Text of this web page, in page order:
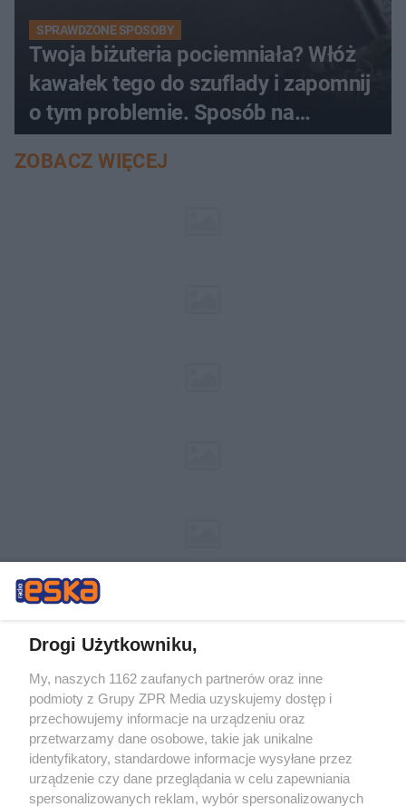
SPRAWDZONE SPOSOBY
Twoja biżuteria pociemniała? Włóż
kawałek tego do szuflady i zapomnij
o tym problemie. Sposób na
pociemniałą biżuterię
ZOBACZ WIĘCEJ
Żaden utwór zamieszczony w serwisie nie może być powielany i
rozpowszechniany lub dalej rozpowszechniany w jakikolwiek sposób (w
tym także elektroniczny lub mechaniczny) na jakimkolwiek polu
eksploatacji w jakiejkolwiek formie, włącznie z umieszczaniem w
Internecie bez pisemnej zgody właściciela praw. Jakiekolwiek użycie lub
wykorzystanie utworów w całości lub w części z naruszeniem prawa,
tzn. bez właściwej zgody, jest zabronione pod groźbą kary i może być
ścigane prawnie.
Drogi Użytkowniku,
My, naszych 1162 zaufanych partnerów oraz inne
podmioty z Grupy ZPR Media uzyskujemy dostęp i
przechowujemy informacje na urządzeniu oraz
przetwarzamy dane osobowe, takie jak unikalne
identyfikatory, standardowe informacje wysyłane przez
urządzenie czy dane przeglądania w celu zapewniania
spersonalizowanych reklam, wybór spersonalizowanych